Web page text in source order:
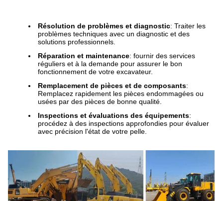
Résolution de problèmes et diagnostic: Traiter les
problèmes techniques avec un diagnostic et des
solutions professionnels.
Réparation et maintenance: fournir des services
réguliers et à la demande pour assurer le bon
fonctionnement de votre excavateur.
Remplacement de pièces et de composants:
Remplacez rapidement les pièces endommagées ou
usées par des pièces de bonne qualité.
Inspections et évaluations des équipements:
procédez à des inspections approfondies pour évaluer
avec précision l'état de votre pelle.